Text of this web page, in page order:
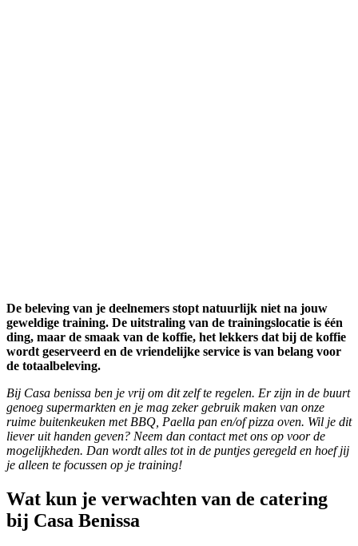
De beleving van je deelnemers stopt natuurlijk niet na jouw
geweldige training. De uitstraling van de trainingslocatie is één
ding, maar de smaak van de koffie, het lekkers dat bij de koffie
wordt geserveerd en de vriendelijke service is van belang voor
de totaalbeleving.
Bij Casa benissa ben je vrij om dit zelf te regelen. Er zijn in de buurt
genoeg supermarkten en je mag zeker gebruik maken van onze
ruime buitenkeuken met BBQ, Paella pan en/of pizza oven. Wil je dit
liever uit handen geven? Neem dan contact met ons op voor de
mogelijkheden. Dan wordt alles tot in de puntjes geregeld en hoef jij
je alleen te focussen op je training!
Wat kun je verwachten van de catering
bij Casa Benissa